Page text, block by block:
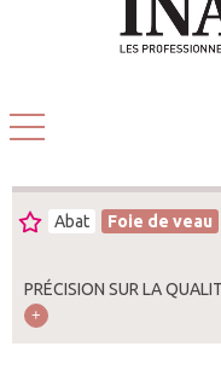
Abat Foie de veau
PRÉCISION SUR LA